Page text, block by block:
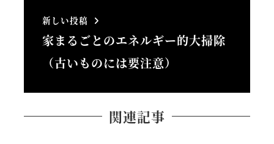
新しい投稿
家まるごとのエネルギー的大掃除
（古いものには要注意）
関連記事